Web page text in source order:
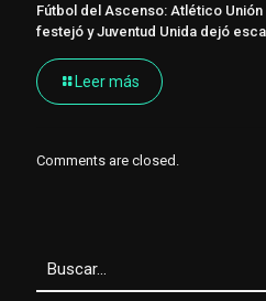
Fútbol del Ascenso: Atlético
festejó y Juventud Unida dejó
Leer más
Comments are closed.